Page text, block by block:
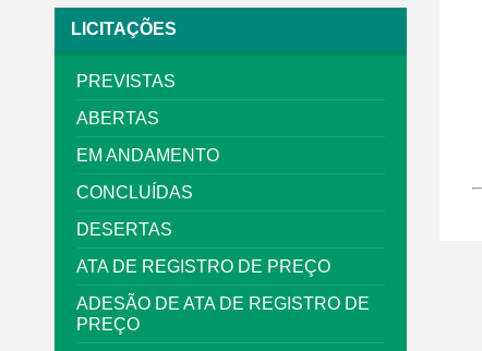
LICITAÇÕES
PREVISTAS
ABERTAS
EM ANDAMENTO
CONCLUÍDAS
DESERTAS
ATA DE REGISTRO DE PREÇO
ADESÃO DE ATA DE REGISTRO DE
PREÇO